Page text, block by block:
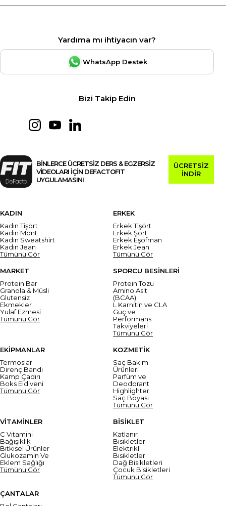
Yardıma mı ihtiyacın var?
WhatsApp Destek
Bizi Takip Edin
BİNLERCE ÜCRETSİZ DERS & EGZERSİZ
VİDEOLARI İÇİN DEFACTOFIT
UYGULAMASINI
ÜCRETSİZ
İNDİR
KADIN
Kadın Tişört
Kadın Mont
Kadın Sweatshirt
Kadın Jean
Tümünü Gör
ERKEK
Erkek Tişört
Erkek Şort
Erkek Eşofman
Erkek Jean
Tümünü Gör
MARKET
Protein Bar
Granola & Müsli
Glutensiz
Ekmekler
Yulaf Ezmesi
Tümünü Gör
SPORCU BESİNLERİ
Protein Tozu
Amino Asit
(BCAA)
L Karnitin ve CLA
Güç ve
Performans
Takviyeleri
Tümünü Gör
EKİPMANLAR
Termoslar
Direnç Bandı
Kamp Çadırı
Boks Eldiveni
Tümünü Gör
KOZMETİK
Saç Bakım
Ürünleri
Parfüm ve
Deodorant
Highlighter
Saç Boyası
Tümünü Gör
VİTAMİNLER
C Vitamini
Bağışıklık
Bitkisel Ürünler
Glukozamin Ve
Eklem Sağlığı
Tümünü Gör
BİSİKLET
Katlanır
Bisikletler
Elektrikli
Bisikletler
Dağ Bisikletleri
Çocuk Bisikletleri
Tümünü Gör
ÇANTALAR